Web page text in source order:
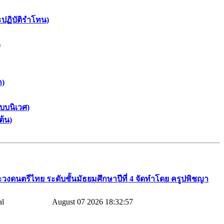
ฏิบัติรำโทน)
)
บนิเวศ)
น)
วงดนตรีไทย​ ระดับชั้นมัธยมศึกษาปีที่​ 4​ จัดทำโดย​ ครูปพิชญา​
August 07 2026 18:32:57